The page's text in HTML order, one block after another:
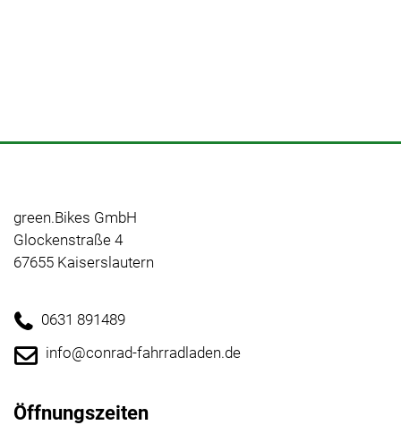
green.Bikes GmbH
Glockenstraße 4
67655 Kaiserslautern
0631 891489
info@conrad-fahrradladen.de
Öffnungszeiten